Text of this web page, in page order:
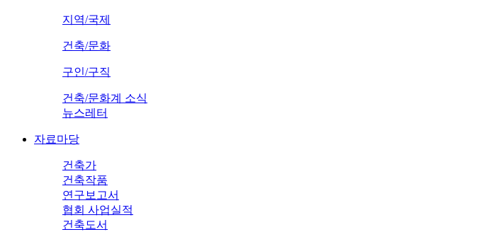
지역/국제
건축/문화
구인/구직
건축/문화계 소식
뉴스레터
자료마당
건축가
건축작품
연구보고서
협회 사업실적
건축도서